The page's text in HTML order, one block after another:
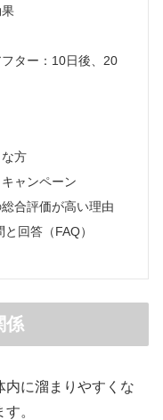
ター：10日後、20
な方
ャンペーン
合評価が高い理由
回答（FAQ）
係
内に溜まりやすくな
。